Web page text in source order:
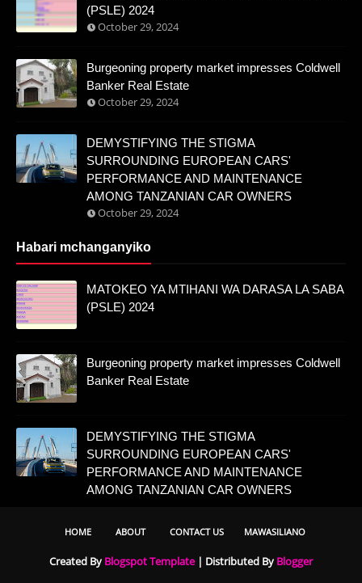
(PSLE) 2024
October 29, 2024
Burgeoning property market impresses Coldwell
Banker Real Estate
October 29, 2024
DEMYSTIFYING THE STIGMA
SURROUNDING EUROPEAN CARS'
PERFORMANCE AND MAINTENANCE
AMONG TANZANIAN CAR OWNERS
October 29, 2024
Habari mchanganyiko
MATOKEO YA MTIHANI WA DARASA LA SABA
(PSLE) 2024
Burgeoning property market impresses Coldwell
Banker Real Estate
DEMYSTIFYING THE STIGMA
SURROUNDING EUROPEAN CARS'
PERFORMANCE AND MAINTENANCE
AMONG TANZANIAN CAR OWNERS
HOME ABOUT CONTACT US MAWASILIANO
Created By Blogspot Template| Distributed By Blogger